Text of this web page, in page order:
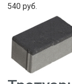
540 руб.